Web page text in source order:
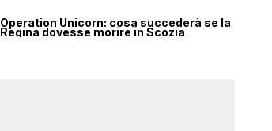
Operation Unicorn: cosa succederà se la
Regina dovesse morire in Scozia